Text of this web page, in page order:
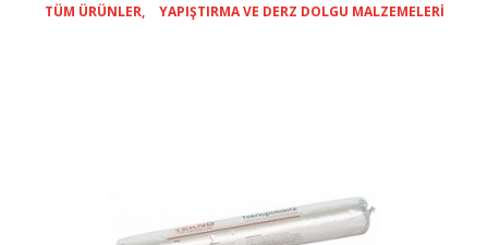
TÜM ÜRÜNLER YAPIŞTIRMA VE DERZ DOLGU MALZEMELERI